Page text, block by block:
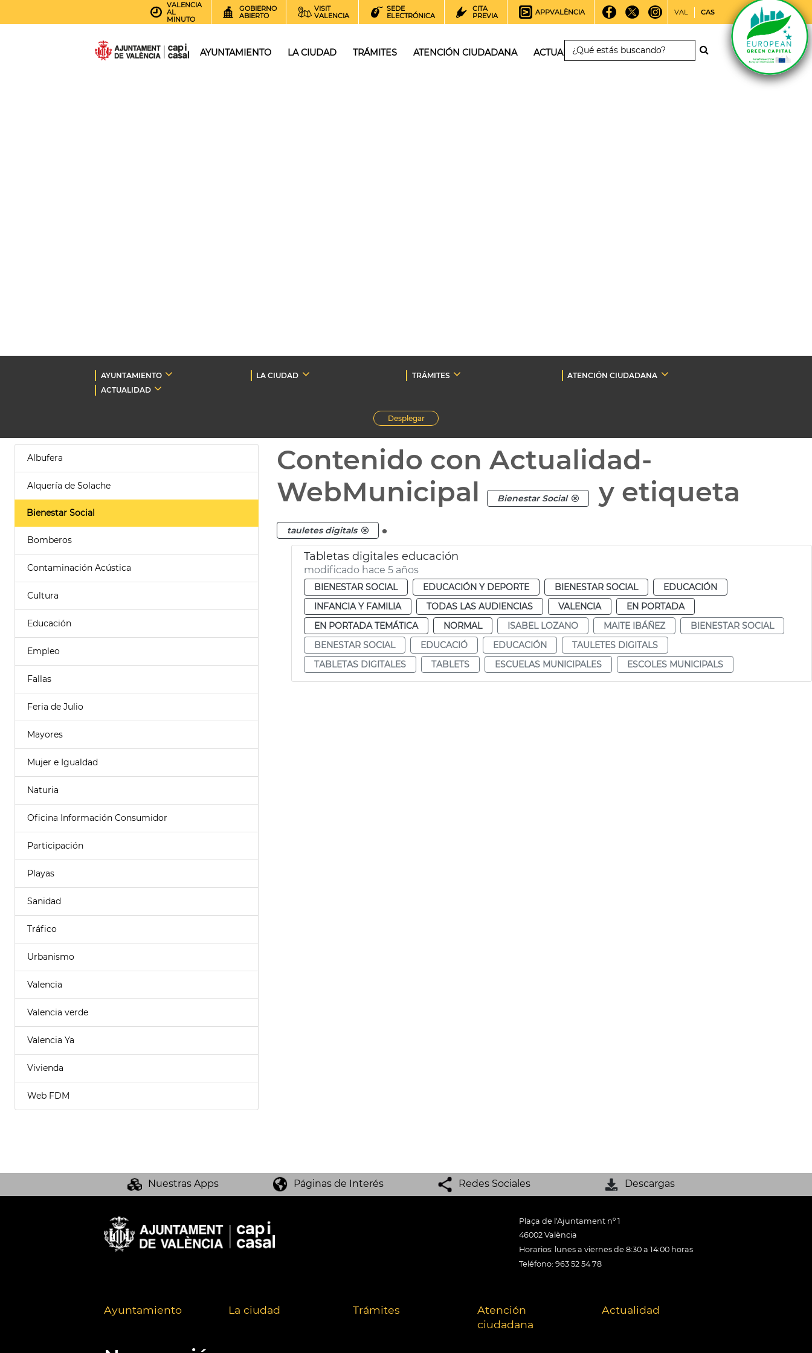
VALENCIA
AL
MINUTO
GOBIERNO
ABIERTO
VISIT
VALENCIA
SEDE
ELECTRÓNICA
CITA
PREVIA
APPVALÈNCIA VAL CAS
AYUNTAMIENTO LA CIUDAD TRÁMITES ATENCIÓN CIUDADANA ACTUALIDAD
AYUNTAMIENTO LA CIUDAD TRÁMITES
ATENCIÓN CIUDADANA
ACTUALIDAD
Desplegar
Albufera
Alquería de Solache
Bienestar Social
Bomberos
Contaminación Acústica
Cultura
Educación
Empleo
Fallas
Feria de Julio
Mayores
Mujer e Igualdad
Naturia
Oficina Información Consumidor
Participación
Playas
Sanidad
Tráfico
Urbanismo
Valencia
Valencia verde
Valencia Ya
Vivienda
Web FDM
Contenido con Actualidad-
WebMunicipal
Bienestar Social y etiqueta
tauletes digitals .
Tabletas digitales educación
modificado hace 5 años
BIENESTAR SOCIAL EDUCACIÓN Y DEPORTE BIENESTAR SOCIAL
EDUCACIÓN
INFANCIA Y FAMILIA
TODAS LAS AUDIENCIAS VALENCIA
EN PORTADA
EN PORTADA TEMÁTICA
NORMAL ISABEL LOZANO MAITE IBÁÑEZ
BIENESTAR SOCIAL
BENESTAR SOCIAL
EDUCACIÓ EDUCACIÓN
TAULETES DIGITALS
TABLETAS DIGITALES
TABLETS ESCUELAS MUNICIPALES ESCOLES MUNICIPALS
Nuestras Apps Páginas de Interés Redes Sociales Descargas
Plaça de l'Ajuntament nº 1
46002 València
Horarios: lunes a viernes de 8:30 a 14:00 horas
Teléfono: 963 52 54 78
Ayuntamiento La ciudad Trámites
Atención
ciudadana
Actualidad